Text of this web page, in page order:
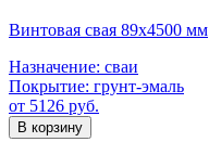
Винтовая свая 89х4500 мм
Назначение: сваи
Покрытие: грунт-эмаль
от 5126 руб.
В корзину